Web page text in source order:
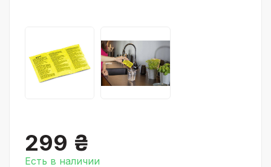
299 ₴
Есть в наличии